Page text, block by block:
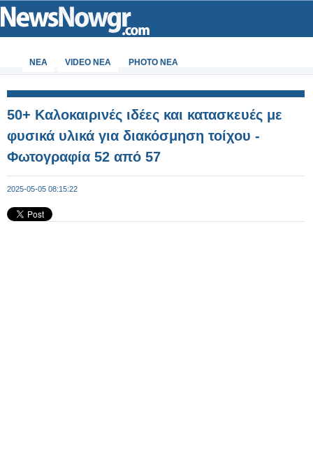
ΝΕΑ VIDEO NEA PHOTO NEA
50+ Καλοκαιρινές ιδέες και κατασκευές με
φυσικά υλικά για διακόσμηση τοίχου -
Φωτογραφία 52 από 57
2025-05-05 08:15:22